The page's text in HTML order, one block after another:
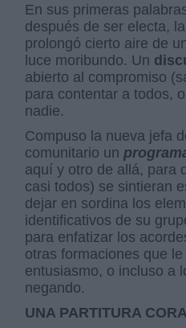
En sus primeras
después de ser electa,
prolongó cierto aire de
luce moribundo. Un
abierto al compromiso
para contentar a todos,
nadie.
Compuso la nueva jefa
comunitario un
aquí y otro de allá, para
casi todos) se sintieran
dejar en sordina los
identificativos de su
para enfatizar los
otras formaciones que
entusiasmo, o incluso a
negando.
UNA PARTITURA